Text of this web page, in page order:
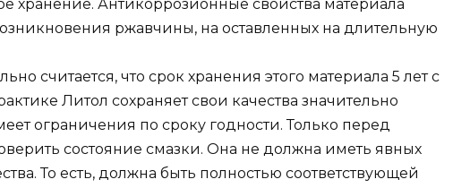
хранение. Антикоррозионные свойства материала
ржавчины, на оставленных на длительную
считается, что срок хранения этого материала 5 лет с
Литол сохраняет свои качества значительно
ограничения по сроку годности. Только перед
состояние смазки. Она не должна иметь явных
То есть, должна быть полностью соответствующей